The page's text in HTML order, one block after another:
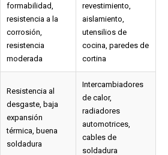
formabilidad,
resistencia a la
corrosión,
resistencia
moderada
revestimiento,
aislamiento,
utensilios de
cocina, paredes de
cortina
Resistencia al
desgaste, baja
expansión
térmica, buena
soldadura
Intercambiadores
de calor,
radiadores
automotrices,
cables de
soldadura